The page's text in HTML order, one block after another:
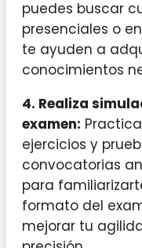
puedes buscar
presenciales o
te ayuden a
conocimientos
4. Realiza
examen:
ejercicios y
convocatorias
para
formato del
mejorar tu